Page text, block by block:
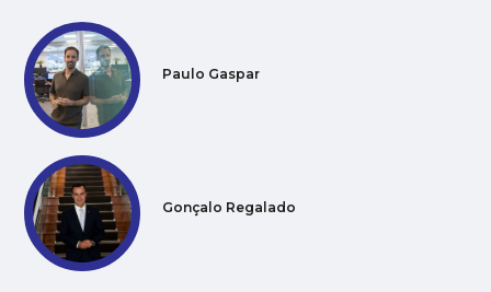
Paulo Gaspar
Gonçalo Regalado